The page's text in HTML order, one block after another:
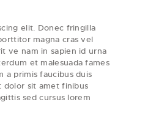
elit. Donec fringilla
magna cras vel
ve nam in sapien id urna
et malesuada fames
a primis faucibus duis
sit amet finibus
sed cursus lorem